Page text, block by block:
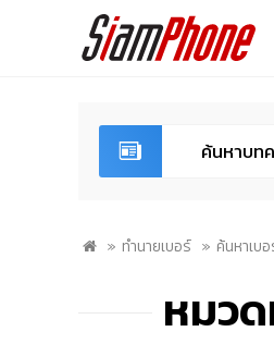
ทำนายเบอร์ ค้นหาเบ
หมว